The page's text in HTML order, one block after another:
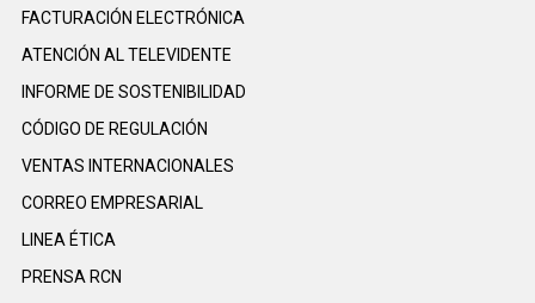
FACTURACIÓN ELECTRÓNICA
ATENCIÓN AL TELEVIDENTE
INFORME DE SOSTENIBILIDAD
CÓDIGO DE REGULACIÓN
VENTAS INTERNACIONALES
CORREO EMPRESARIAL
LINEA ÉTICA
PRENSA RCN